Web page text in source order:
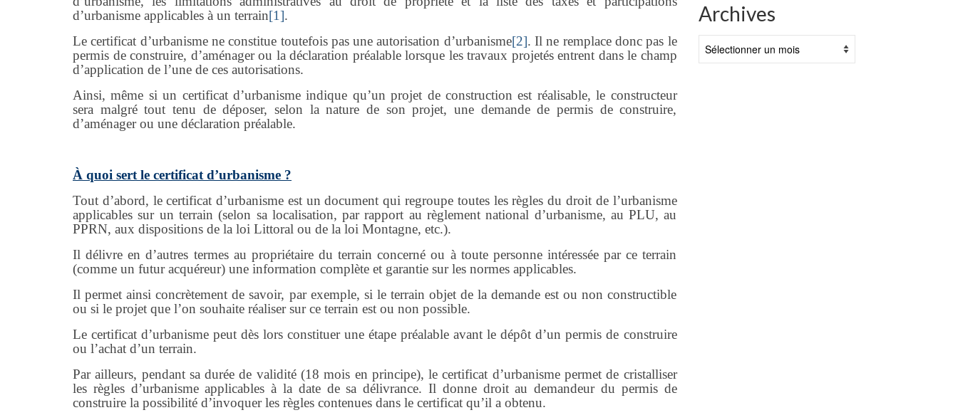
d’urbanisme applicables à un terrain[1].
Le certificat d’urbanisme ne constitue toutefois pas une autorisation d’urbanisme[2]. Il ne remplace donc pas le
permis de construire, d’aménager ou la déclaration préalable lorsque les travaux projetés entrent dans le champ
d’application de l’une de ces autorisations.
Ainsi, même si un certificat d’urbanisme indique qu’un projet de construction est réalisable, le constructeur
sera malgré tout tenu de déposer, selon la nature de son projet, une demande de permis de construire,
d’aménager ou une déclaration préalable.
À quoi sert le certificat d’urbanisme ?
Tout d’abord, le certificat d’urbanisme est un document qui regroupe toutes les règles du droit de l’urbanisme
applicables sur un terrain (selon sa localisation, par rapport au règlement national d’urbanisme, au PLU, au
PPRN, aux dispositions de la loi Littoral ou de la loi Montagne, etc.).
Il délivre en d’autres termes au propriétaire du terrain concerné ou à toute personne intéressée par ce terrain
(comme un futur acquéreur) une information complète et garantie sur les normes applicables.
Il permet ainsi concrètement de savoir, par exemple, si le terrain objet de la demande est ou non constructible
ou si le projet que l’on souhaite réaliser sur ce terrain est ou non possible.
Le certificat d’urbanisme peut dès lors constituer une étape préalable avant le dépôt d’un permis de construire
ou l’achat d’un terrain.
Par ailleurs, pendant sa durée de validité (18 mois en principe), le certificat d’urbanisme permet de cristalliser
les règles d’urbanisme applicables à la date de sa délivrance. Il donne droit au demandeur du permis de
construire la possibilité d’invoquer les règles contenues dans le certificat qu’il a obtenu.
Archives